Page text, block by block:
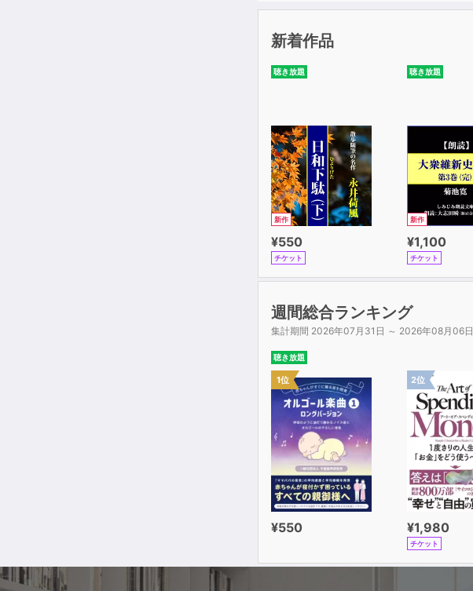
新着作品
聴き放題
新作
¥550
チケット
聴き放題
新作
¥1,100
チケット
週間総合ランキング
集計期間 2026年07月31日 ～ 2026年08月06日
聴き放題
1位
¥550
2位
¥1,980
チケット